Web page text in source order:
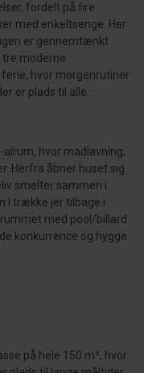
fordelt på fire
med enkeltsenge. Her
er gennemtænkt
tre moderne
hvor morgenrutiner
er plads til alle.
hvor madlavning,
Herfra åbner huset sig
smelter sammen i
I trække jer tilbage i
med pool/billard
konkurrence og hygge.
på hele 150 m², hvor